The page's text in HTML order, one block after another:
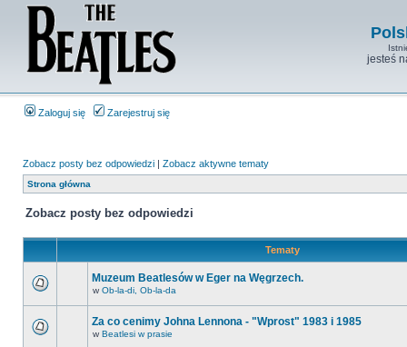
jesteś
Zaloguj się Zarejestruj się
Zobacz posty bez odpowiedzi | Zobacz aktywne tematy
Strona główna
Zobacz posty bez odpowiedzi
Tematy
Muzeum Beatlesów w Eger na Węgrzech.
w Ob-la-di, Ob-la-da
Za co cenimy Johna Lennona - "Wprost" 1983 i 1985
w Beatlesi w prasie